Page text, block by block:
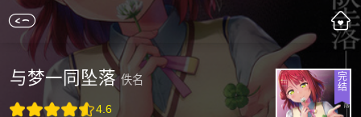
与梦一同坠落 佚名
4.6
完
结